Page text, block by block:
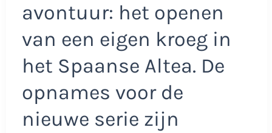
avontuur: het openen
van een eigen kroeg in
het Spaanse Altea. De
opnames voor de
nieuwe serie zijn